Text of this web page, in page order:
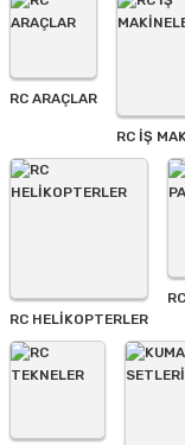
Ürün
Ürün fiyatı
Bu ürüne
RC ARAÇLAR
RC İŞ
RC HELİKOPTERLER